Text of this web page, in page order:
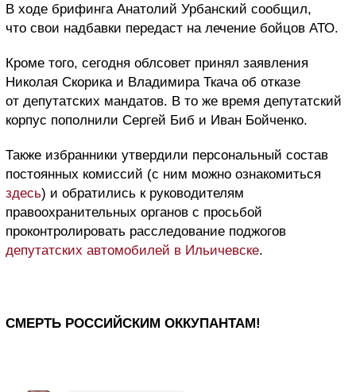
В ходе брифинга Анатолий Урбанский сообщил,
что свои надбавки передаст на лечение бойцов АТО.
Кроме того, сегодня облсовет принял заявления
Николая Скорика и Владимира Ткача об отказе
от депутатских мандатов. В то же время депутатский
корпус пополнили Сергей Биб и Иван Бойченко.
Также избранники утвердили персональный состав
постоянных комиссий (с ним можно ознакомиться
здесь) и обратились к руководителям
правоохранительных органов с просьбой
проконтролировать расследование поджогов
депутатских автомобилей в Ильичевске.
СМЕРТЬ РОССИЙСКИМ ОККУПАНТАМ!